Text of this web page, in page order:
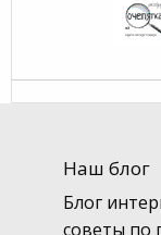
Наш блог
Блог
советы по